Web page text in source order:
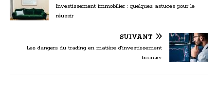
Investissement immobilier : quelques astuces pour le
réussir
SUIVANT
Les dangers du trading en matière d’investissement
boursier